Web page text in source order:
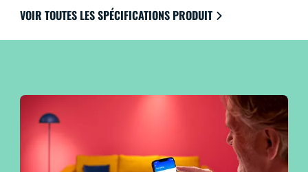
planification de la lumière vous permettent de
contrôler l’ensemble de votre système, même lorsque
vous êtes loin de chez vous. Fonctionne avec Google
VOIR TOUTES LES SPÉCIFICATIONS PRODUIT